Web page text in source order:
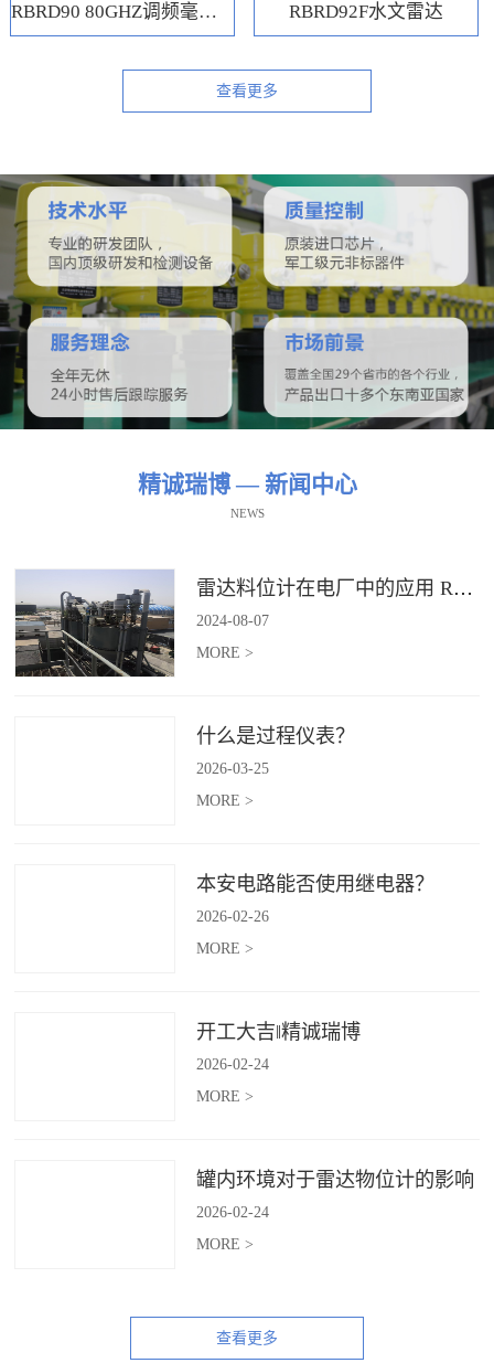
RBRD90 80GHZ调频毫米波水位计 RBRD92F水文雷达
查看更多
精诚瑞博 — 新闻中心
NEWS
雷达料位计在电厂中的应用 RBRDZB-71-6-C
2024-08-07
MORE >
什么是过程仪表？
2026-03-25
MORE >
本安电路能否使用继电器？
2026-02-26
MORE >
开工大吉‖精诚瑞博
2026-02-24
MORE >
罐内环境对于雷达物位计的影响
2026-02-24
MORE >
查看更多